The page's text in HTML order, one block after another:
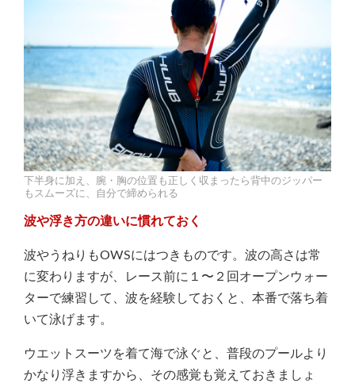
下半身に加え、腕・胸の位置も正しく収まったら背中のジッパー
もスムーズに、自分で締められる
波や浮き方の違いに慣れておく
波やうねりもOWSにはつきものです。波の高さは常
に変わりますが、レース前に１〜２回オープンウォー
ターで練習して、波を経験しておくと、本番で落ち着
いて泳げます。
ウエットスーツを着て海で泳ぐと、普段のプールより
かなり浮きますから、その感覚も覚えておきましょ